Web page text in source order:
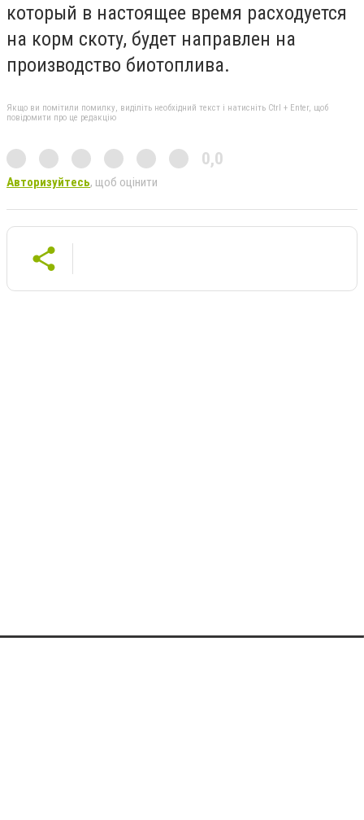
который в настоящее время расходуется
на корм скоту, будет направлен на
производство биотоплива.
Якщо ви помітили помилку, виділіть необхідний текст і натисніть Ctrl + Enter, щоб
повідомити про це редакцію
0,0
Авторизуйтесь, щоб оцінити